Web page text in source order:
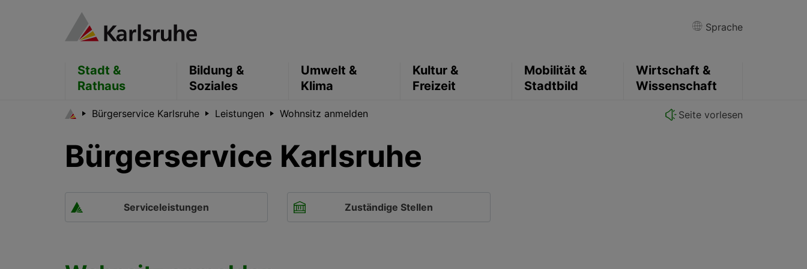
Sprache
Stadt &
Rathaus
Bildung &
Soziales
Umwelt &
Klima
Kultur &
Freizeit
Mobilität &
Stadtbild
Wirtschaft &
Wissenschaft
Seite vorlesen
Bürgerservice Karlsruhe Leistungen Wohnsitz anmelden
Bürgerservice Karlsruhe
Serviceleistungen Zuständige Stellen